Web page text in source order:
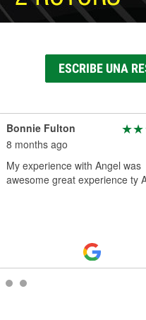
ESCRIBE UNA
Bonnie Fulton
8 months ago
My experience with Angel was
awesome great experience ty